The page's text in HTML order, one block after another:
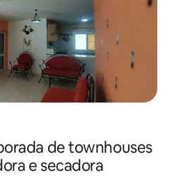
de townhouses
e secadora